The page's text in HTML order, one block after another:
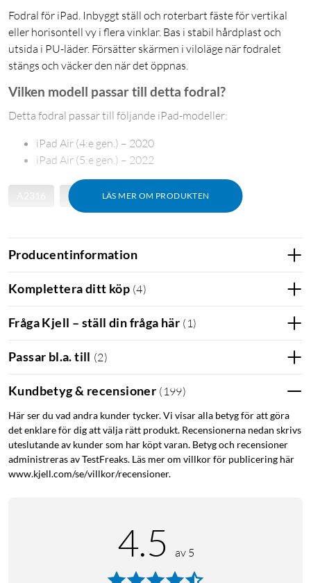
Fodral för iPad. Inbyggt ställ och roterbart fäste för vertikal
eller horisontell vy i flera vinklar. Bas i stabil hårdplast och
utsida i PU-läder. Försätter skärmen i viloläge när fodralet
stängs och väcker den när det öppnas.
LÄS MER OM PRODUKTEN
Vilken modell passar till detta fodral?
Detta fodral passar till följande iPad-modeller:
iPad Air (4:e gen.) – 2020
iPad Air (5:e gen.) – 2022
A2324 A2325 A2072
Producentinformation
Komplettera ditt köp (4)
Fråga Kjell – ställ din fråga här ( 1)
Passar bl.a. till (2)
Kundbetyg & recensioner ( 199)
Här ser du vad andra kunder tycker. Vi visar alla betyg för att göra
det enklare för dig att välja rätt produkt. Recensionerna nedan skrivs
uteslutande av kunder som har köpt varan. Betyg och recensioner
administreras av TestFreaks. Läs mer om villkor för publicering här
www.kjell.com/se/villkor/recensioner.
4.5 av 5